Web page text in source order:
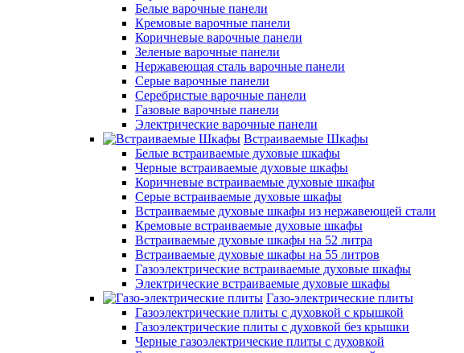
Белые варочные панели
Кремовые варочные панели
Коричневые варочные панели
Зеленые варочные панели
Нержавеющая сталь варочные панели
Серые варочные панели
Серебристые варочные панели
Газовые варочные панели
Электрические варочные панели
Встраиваемые Шкафы
Белые встраиваемые духовые шкафы
Черные встраиваемые духовые шкафы
Коричневые встраиваемые духовые шкафы
Серые встраиваемые духовые шкафы
Встраиваемые духовые шкафы из нержавеющей стали
Кремовые встраиваемые духовые шкафы
Встраиваемые духовые шкафы на 52 литра
Встраиваемые духовые шкафы на 55 литров
Газоэлектрические встраиваемые духовые шкафы
Электрические встраиваемые духовые шкафы
Газо-электрические плиты
Газоэлектрические плиты с духовкой с крышкой
Газоэлектрические плиты с духовкой без крышки
Черные газоэлектрические плиты с духовкой